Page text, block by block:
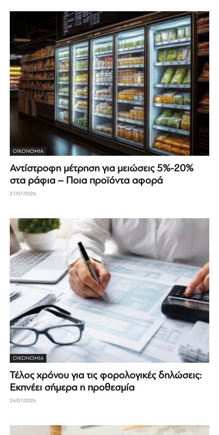
ΟΙΚΟΝΟΜΊΑ
Αντίστροφη μέτρηση για μειώσεις 5%-20%
στα ράφια – Ποια προϊόντα αφορά
27/07/2026
ΟΙΚΟΝΟΜΊΑ
Τέλος χρόνου για τις φορολογικές δηλώσεις:
Εκπνέει σήμερα η προθεσμία
24/07/2026